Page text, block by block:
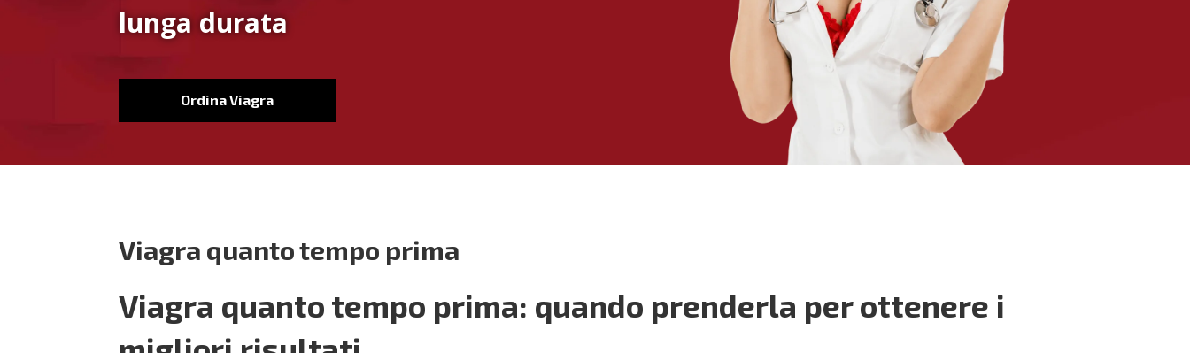
lunga durata
Ordina Viagra
Viagra quanto tempo prima
Viagra quanto tempo prima: quando prenderla per ottenere i